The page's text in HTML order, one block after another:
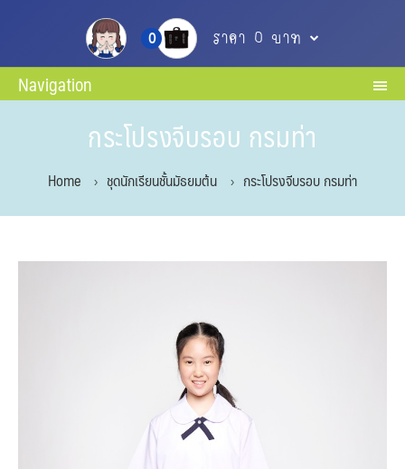
0 ราคา 0 บาท
Navigation
กระโปรงจีบรอบ กรมท่า
Home ชุดนักเรียนชั้นมัธยมต้น กระโปรงจีบรอบ กรมท่า